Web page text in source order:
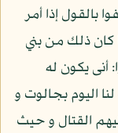
بالقول إذا أمر
كان ذلك من بني
أنى يكون له
اليوم بجالوت و
القتال و حيث